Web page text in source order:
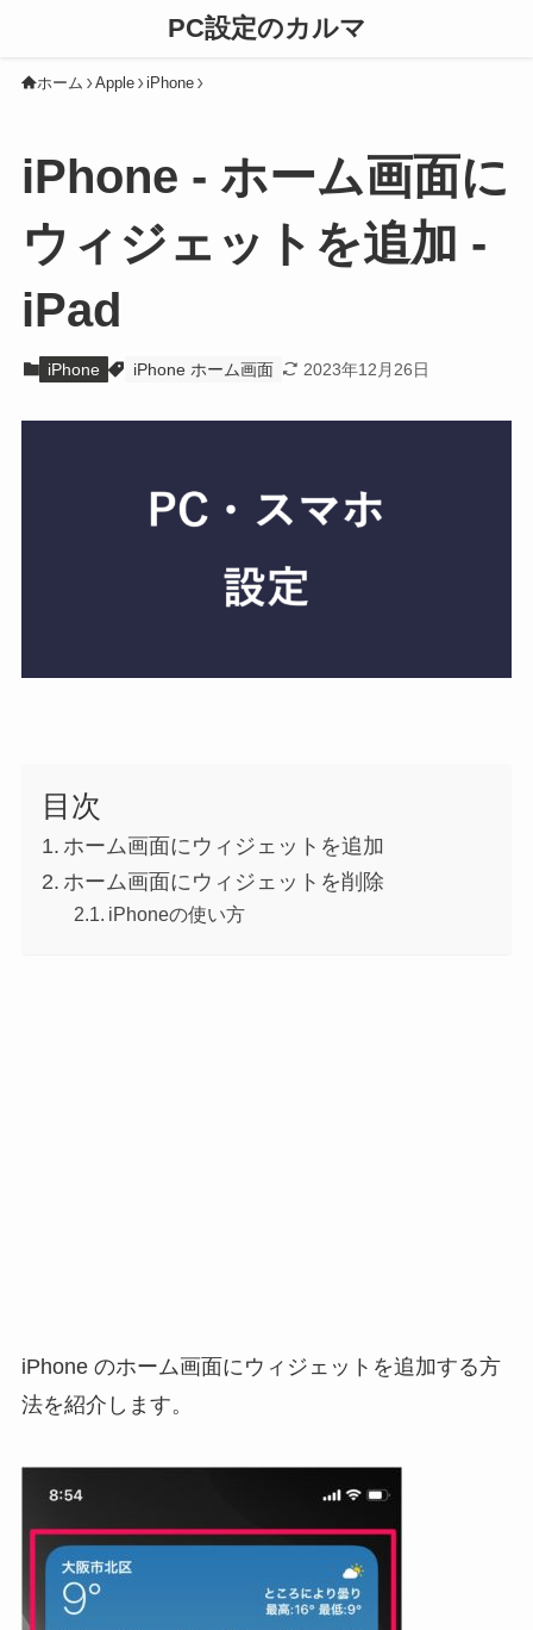
PC設定のカルマ
ホーム Apple iPhone
iPhone - ホーム画面に
ウィジェットを追加 -
iPad
iPhone iPhone ホーム画面 2023年12月26日
目次
ホーム画面にウィジェットを追加
ホーム画面にウィジェットを削除
iPhoneの使い方
iPhone のホーム画面にウィジェットを追加する方
法を紹介します。